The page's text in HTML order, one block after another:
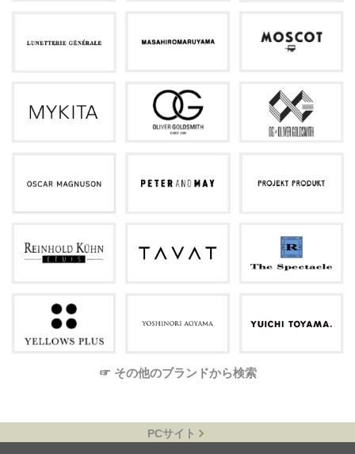
☞ その他のブランドから検索
PCサイト